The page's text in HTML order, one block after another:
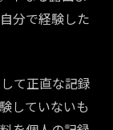
分で経験した
て正直な記録
していないも